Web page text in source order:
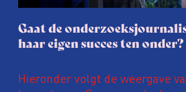
Gaat de
haar eigen succes ten onder?
Hieronder volgt de weergave